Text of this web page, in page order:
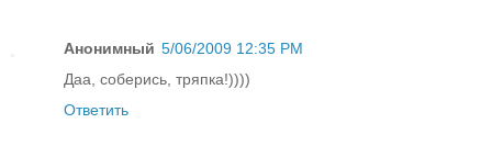
Анонимный 5/06/2009 12:35 PM
Даа, соберись, тряпка!))))
Ответить